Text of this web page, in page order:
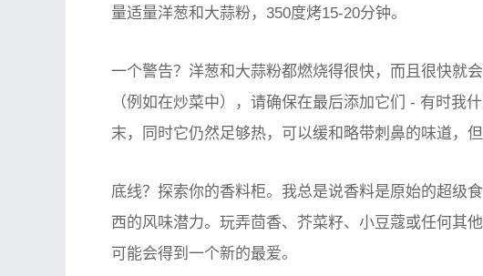
量适量洋葱和大蒜粉，350度烤15-20分钟。
一个警告？洋葱和大蒜粉都燃烧得很快，而且很快就
（例如在炒菜中），请确保在最后添加它们 - 有时我
末，同时它仍然足够热，可以缓和略带刺鼻的味道，但
底线？探索你的香料柜。我总是说香料是原始的超级
西的风味潜力。玩弄茴香、​​芥菜籽、小豆蔻或任何其
可能会得到一个新的最爱。